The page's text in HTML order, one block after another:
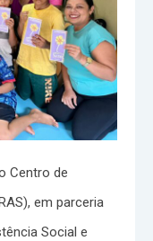
Centro de
em parceria
Social e